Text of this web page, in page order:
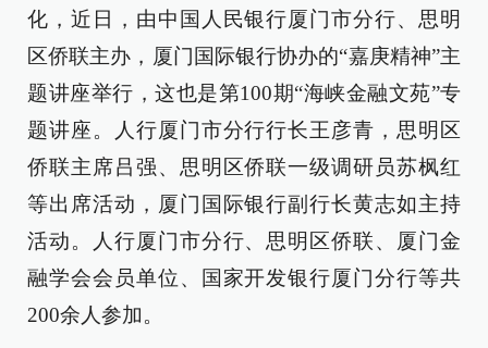
化，近日，由中国人民银行厦门市分行、思明
区侨联主办，厦门国际银行协办的“嘉庚精神”主
题讲座举行，这也是第100期“海峡金融文苑”专
题讲座。人行厦门市分行行长王彦青，思明区
侨联主席吕强、思明区侨联一级调研员苏枫红
等出席活动，厦门国际银行副行长黄志如主持
活动。人行厦门市分行、思明区侨联、厦门金
融学会会员单位、国家开发银行厦门分行等共
200余人参加。